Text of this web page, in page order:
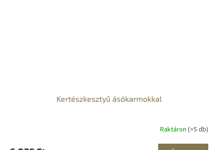
Kertészkesztyű ásókarmokkal
Raktáron (>5 db)